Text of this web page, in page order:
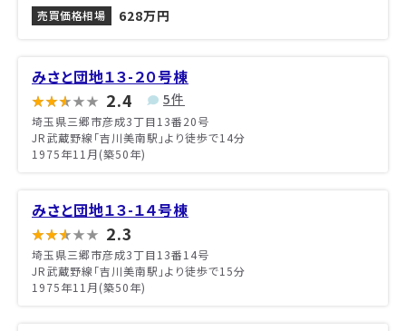
売買価格相場
628万円
みさと団地１３-２０号棟
2.4 5件
埼玉県三郷市彦成3丁目13番20号
JR武蔵野線「吉川美南駅」より徒歩で14分
1975年11月(築50年)
みさと団地１３-１４号棟
2.3
埼玉県三郷市彦成3丁目13番14号
JR武蔵野線「吉川美南駅」より徒歩で15分
1975年11月(築50年)